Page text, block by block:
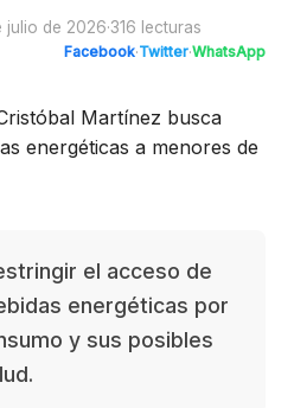
julio de 2026·316 lecturas
Facebook·Twitter·WhatsApp
el acceso de
energéticas por
y sus posibles